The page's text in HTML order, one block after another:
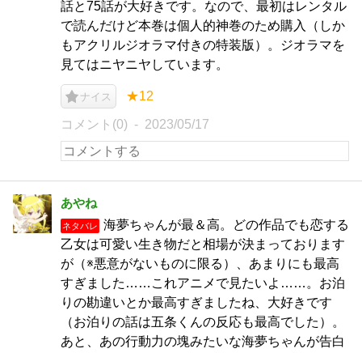
話と75話が大好きです。なので、最初はレンタル
で読んだけど本巻は個人的神巻のため購入（しか
もアクリルジオラマ付きの特装版）。ジオラマを
見てはニヤニヤしています。
ナイス ★12
コメント(0) 2023/05/17
あやね
ネタバレ
海夢ちゃんが最＆高。どの作品でも恋する
乙女は可愛い生き物だと相場が決まっております
が（※悪意がないものに限る）、あまりにも最高
すぎました……これアニメで見たいよ……。お泊
りの勘違いとか最高すぎましたね、大好きです
（お泊りの話は五条くんの反応も最高でした）。
あと、あの行動力の塊みたいな海夢ちゃんが告白